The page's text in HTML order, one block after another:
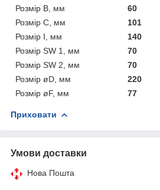
Розмір B, мм
60
Розмір C, мм
101
Розмір I, мм
140
Розмір SW 1, мм
70
Розмір SW 2, мм
70
Розмір øD, мм
220
Розмір øF, мм
77
Приховати
Умови доставки
Нова Пошта